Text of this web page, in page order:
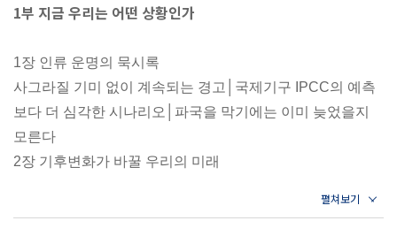
1부 지금 우리는 어떤 상황인가
1장 인류 운명의 묵시록
사그라질 기미 없이 계속되는 경고│국제기구 IPCC의 예측
보다 더 심각한 시나리오│파국을 막기에는 이미 늦었을지
모른다
2장 기후변화가 바꿀 우리의 미래